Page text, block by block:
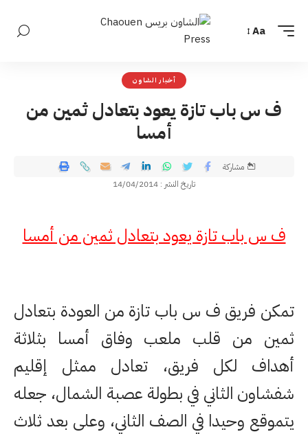
Aa
أخبار الشاون
ف س باب تازة يعود بتعادل ثمين من
أمسا
تاريخ النشر : 14/04/2014
مشاركة
ف س باب تازة يعود بتعادل ثمين من أمسا
تمكن فريق ف س باب تازة من العودة بتعادل
ثمين من قلب ملعب وفاق أمسا بثلاثة
أهداف لكل فريق، تعادل ممثل إقليم
شفشاون الثاني في بطولة عصبة الشمال، جعله
يتموقع وحيدا في الصف الثاني، وعلى بعد ثلاث